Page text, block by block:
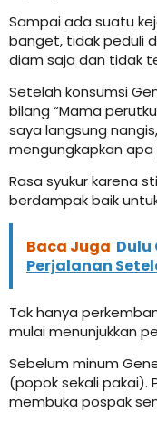
Sampai ada suatu
banget, tidak peduli
diam saja dan tidak
Setelah konsumsi
bilang “Mama
saya langsung
mengungkapkan
Rasa syukur karena
berdampak baik
Baca Juga Dulu
Perjalanan
Tak hanya
mulai menunjukkan
Sebelum minum
(popok sekali pakai).
membuka pospak